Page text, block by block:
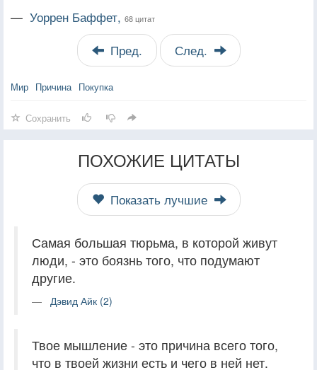
— Уоррен Баффет, 68 цитат
Пред. След.
Мир Причина Покупка
Сохранить
ПОХОЖИЕ ЦИТАТЫ
Показать лучшие
Самая большая тюрьма, в которой живут
люди, - это боязнь того, что подумают
другие.
Дэвид Айк (2)
Твое мышление - это причина всего того,
что в твоей жизни есть и чего в ней нет.